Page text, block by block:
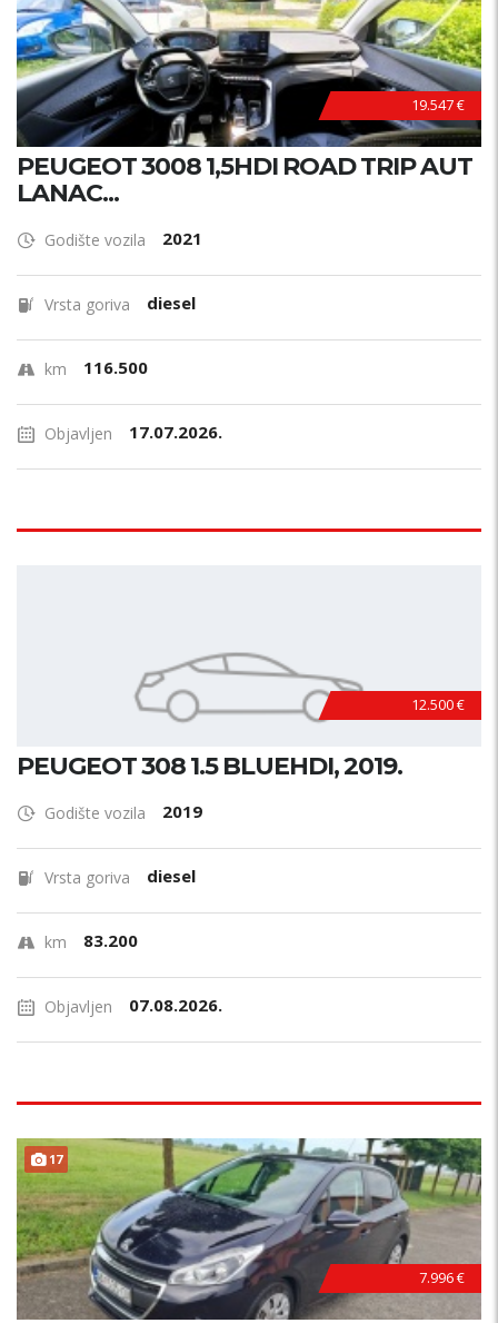
19.547 €
PEUGEOT 3008 1,5HDI ROAD TRIP AUT
LANAC...
Godište vozila 2021
Vrsta goriva diesel
km 116.500
Objavljen 17.07.2026.
12.500 €
PEUGEOT 308 1.5 BLUEHDI, 2019.
Godište vozila 2019
Vrsta goriva diesel
km 83.200
Objavljen 07.08.2026.
17
7.996 €